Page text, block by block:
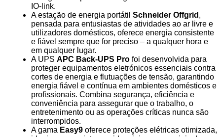
IO-link.
A estação de energia portátil Schneider Offgrid ,
pensada para entusiastas de atividades ao ar livre e
utilizadores domésticos, oferece energia consistente
e fiável sempre que for preciso – a qualquer hora e
em qualquer lugar.
A UPS APC Back‑UPS Pro foi desenvolvida para
proteger equipamentos eletrónicos essenciais contra
cortes de energia e flutuações de tensão, garantindo
energia fiável e contínua em ambientes domésticos e
profissionais. Combina segurança, eficiência e
conveniência para assegurar que o trabalho, o
entretenimento ou as operações críticas nunca são
interrompidos.
A gama Easy9 oferece proteções elétricas otimizada,